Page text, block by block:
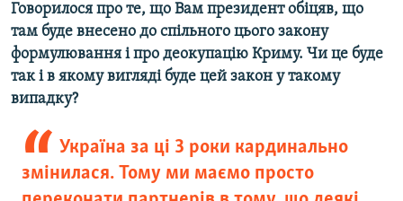
Говорилося про те, що Вам президент обіцяв, що
там буде внесено до спільного цього закону
формулювання і про деокупацію Криму. Чи це буде
так і в якому вигляді буде цей закон у такому
випадку?
Україна за ці 3 роки кардинально
змінилася. Тому ми маємо просто